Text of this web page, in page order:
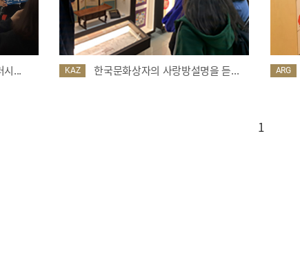
시... KAZ 한국문화상자의 사랑방설명을 듣... ARG
1